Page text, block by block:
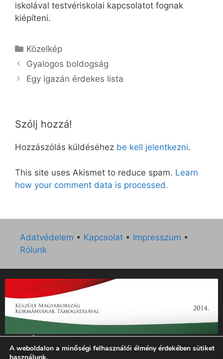
iskolával testvériskolai kapcsolatot fognak
kiépíteni.
Kategória
Közelkép
Gyalogos boldogság
Egy igazán érdekes lista
Szólj hozzá!
Hozzászólás küldéséhez be kell jelentkezni.
This site uses Akismet to reduce spam. Learn
how your comment data is processed.
Adatvédelem • Kapcsolat • Impresszum •
Rólunk
„Az Új Ember katolikus hetilap 2014. évi működésének
támogatását az EGYH-KCP-14-P-0121 sz. támogatási
A weboldalon a minőségi felhasználói élmény érdekében sütiket